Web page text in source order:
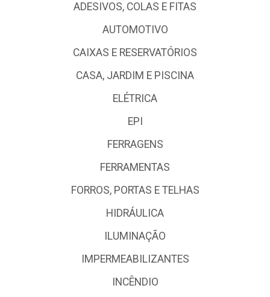
ADESIVOS, COLAS E FITAS
AUTOMOTIVO
CAIXAS E RESERVATÓRIOS
CASA, JARDIM E PISCINA
ELÉTRICA
EPI
FERRAGENS
FERRAMENTAS
FORROS, PORTAS E TELHAS
HIDRÁULICA
ILUMINAÇÃO
IMPERMEABILIZANTES
INCÊNDIO